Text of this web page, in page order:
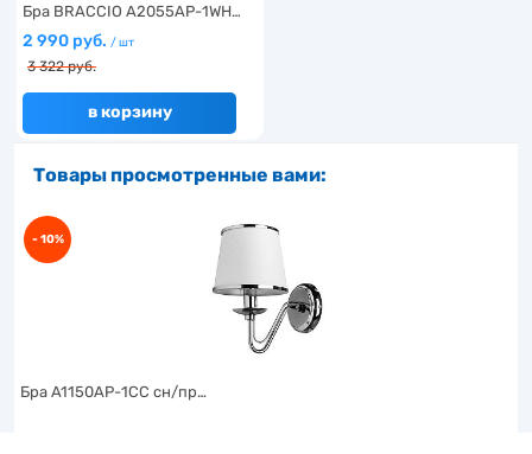
Бра BRACCIO A2055AP-1WH…
2 990 руб. / шт
3 322 руб.
в корзину
Товары просмотренные вами:
- 10%
Бра A1150AP-1CC сн/пр…